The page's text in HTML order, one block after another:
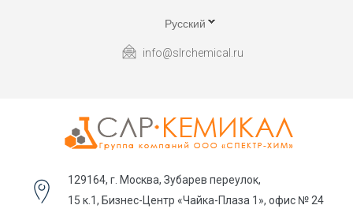
Русский
info@slrchemical.ru
129164, г. Москва, Зубарев переулок,
15 к.1, Бизнес-Центр «Чайка-Плаза 1», офис № 24